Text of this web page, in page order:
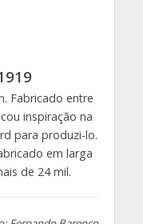
Fabricado entre
inspiração na
para produzi-lo.
em larga
de 24 mil.